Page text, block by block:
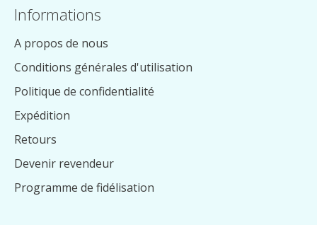
Informations
A propos de nous
Conditions générales d'utilisation
Politique de confidentialité
Expédition
Retours
Devenir revendeur
Programme de fidélisation